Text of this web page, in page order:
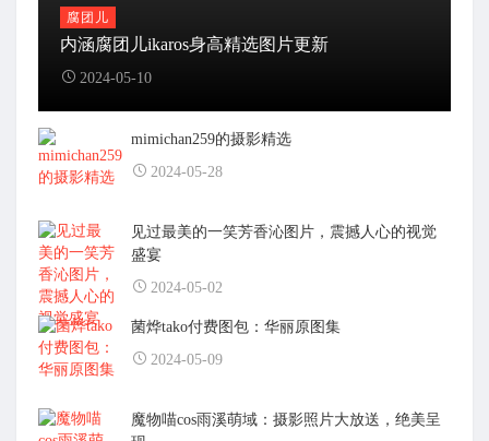
腐团儿
内涵腐团儿ikaros身高精选图片更新
2024-05-10
mimichan259的摄影精选
2024-05-28
见过最美的一笑芳香沁图片，震撼人心的视觉
盛宴
2024-05-02
菌烨tako付费图包：华丽原图集
2024-05-09
魔物喵cos雨溪萌域：摄影照片大放送，绝美呈